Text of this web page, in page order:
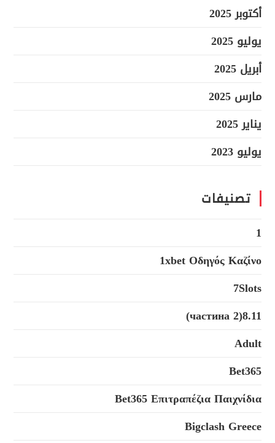
أكتوبر 2025
يوليو 2025
أبريل 2025
مارس 2025
يناير 2025
يوليو 2023
تصنيفات
1
1xbet Οδηγός Καζίνο
7Slots
8.11(2 частина)
Adult
Bet365
Bet365 Επιτραπέζια Παιχνίδια
Bigclash Greece